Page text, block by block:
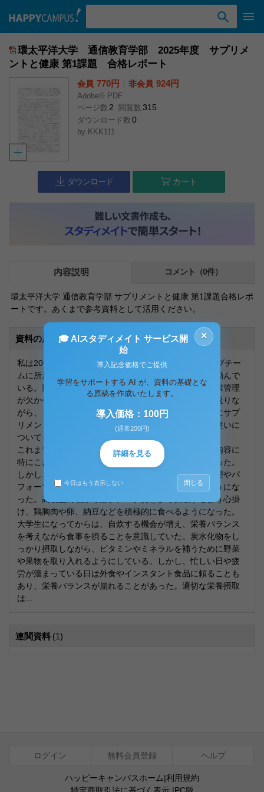
環太平洋大学 通信教育学部 2025年度 サプリメ
ントと健康 第1課題 合格レポート
会員 770円 非会員 924円
Adobe® PDF
ページ数 2 閲覧数 315
ダウンロード数 0
by KKK111
ダウンロード カート
内容説明 コメント（0件）
環太平洋大学 通信教育学部 サプリメントと健康 第1課題合格レポ
ートです。あくまで参考資料として活用ください。
資料の原本内容
私は20代で、趣味の範囲ではあるが、陸上競技のクラブチー
ムに所属し、短距離選手として日々のトレーニングに励んで
いる。競技力を向上させるためには、適切な食事と健康管理
が欠かせない。本レポートでは、自身の食生活を振り返りな
がら、「食」と「健康」の関係について考察し、さらにサプ
リメントの必要性や選び方、「食品」と「医薬品」の違いに
ついても述べていく。
これまでの食生活を振り返ると、小学生の頃は食事の内容に
特にこだわりはなく、好きなものを食べることが多かった。
しかし、高校・大学と陸上競技を続ける中で、体調管理やパ
フォーマンス向上のために食事の重要性を意識するようにな
った。高校生の頃からはタンパク質を多く摂取するよう心掛
け、鶏胸肉や卵、納豆などを積極的に食べるようになった。
大学生になってからは、自炊する機会が増え、栄養バランス
を考えながら食事を摂ることを意識していた。炭水化物をし
っかり摂取しながら、ビタミンやミネラルを補うために野菜
や果物を取り入れるようにしている。しかし、忙しい日や疲
労が溜まっている日は外食やインスタント食品に頼ることも
あり、栄養バランスが崩れることがあった。適切な栄養摂取
は...
連関資料 (1)
ログイン 無料会員登録 ヘルプ
ハッピーキャンパスホーム|利用規約
×
🎓 AIスタディメイト サービス開
始
導入記念価格でご提供
学習をサポートする AI が、資料の基礎とな
る原稿を作成いたします。
導入価格：100円
(通常200円)
詳細を見る
今日はもう表示しない 閉じる